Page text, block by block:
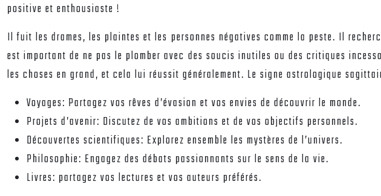
positive et enthousiaste !
Il fuit les drames, les plaintes et les personnes négatives comme la peste. Il
est important de ne pas le plomber avec des soucis inutiles ou des critiques
les choses en grand, et cela lui réussit généralement. Le signe astrologique
Voyages: Partagez vos rêves d’évasion et vos envies de découvrir le monde.
Projets d’avenir: Discutez de vos ambitions et de vos objectifs personnels.
Découvertes scientifiques: Explorez ensemble les mystères de l’univers.
Philosophie: Engagez des débats passionnants sur le sens de la vie.
Livres: partagez vos lectures et vos auteurs préférés.